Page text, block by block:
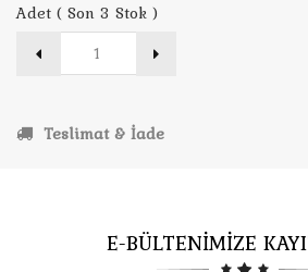
Adet ( Son 3 Stok )
Teslimat & İade
E-BÜLTENİMİZE